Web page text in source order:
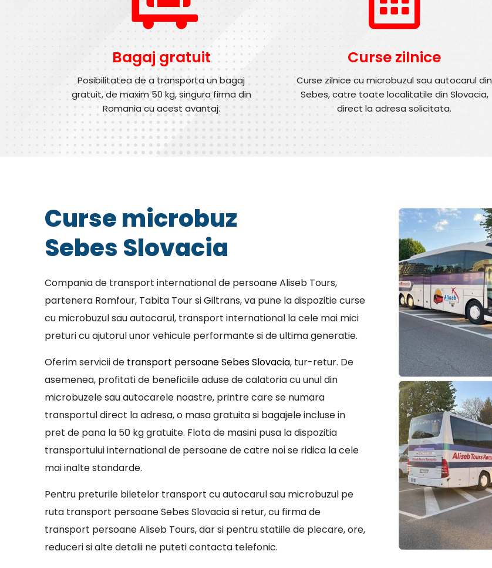
Bagaj gratuit
Posibilitatea de a transporta un bagaj
gratuit, de maxim 50 kg, singura firma din
Romania cu acest avantaj.
Curse zilnice
Curse zilnice cu microbuzul sau autocarul din
Sebes, catre toate localitatile din Slovacia,
direct la adresa solicitata.
Curse microbuz
Sebes Slovacia
Compania de transport international de persoane Aliseb Tours,
partenera Romfour, Tabita Tour si Giltrans, va pune la dispozitie curse
cu microbuzul sau autocarul, transport international la cele mai mici
preturi cu ajutorul unor vehicule performante si de ultima generatie.
Oferim servicii de transport persoane Sebes Slovacia, tur-retur. De
asemenea, profitati de beneficiile aduse de calatoria cu unul din
microbuzele sau autocarele noastre, printre care se numara
transportul direct la adresa, o masa gratuita si bagajele incluse in
pret de pana la 50 kg gratuite. Flota de masini pusa la dispozitia
transportului international de persoane de catre noi se ridica la cele
mai inalte standarde.
Pentru preturile biletelor transport cu autocarul sau microbuzul pe
ruta transport persoane Sebes Slovacia si retur, cu firma de
transport persoane Aliseb Tours, dar si pentru statiile de plecare, ore,
reduceri si alte detalii ne puteti contacta telefonic.